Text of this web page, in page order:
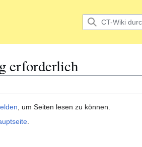
erforderlich
, um Seiten lesen zu können.